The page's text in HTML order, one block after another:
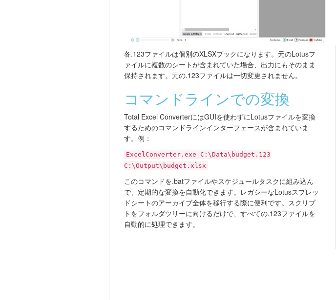
各.123ファイルは個別のXLSXブックになります。元のLotusフ
ァイルに複数のシートが含まれていた場合、出力にもそのまま
保持されます。元の.123ファイルは一切変更されません。
コマンドラインでの変換
Total Excel ConverterにはGUIを使わずにLotusファイルを変換
するためのコマンドラインインターフェースが含まれていま
す。例：
ExcelConverter.exe C:\Data\budget.123
C:\Output\budget.xlsx
このコマンドを.batファイルやスケジュールタスクに組み込ん
で、定期的な変換を自動化できます。レガシーなLotusスプレッ
ドシートのアーカイブ全体を移行する際に便利です。スクリプ
トをフォルダツリーに向けるだけで、すべての.123ファイルを
自動的に処理できます。